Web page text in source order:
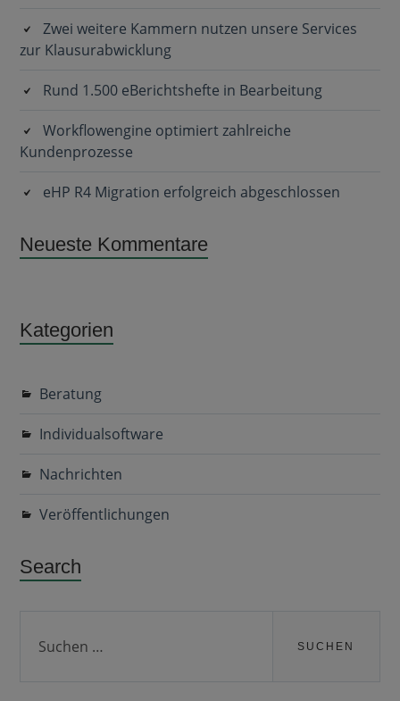
Zwei weitere Kammern nutzen unsere Services
zur Klausurabwicklung
Rund 1.500 eBerichtshefte in Bearbeitung
Workflowengine optimiert zahlreiche
Kundenprozesse
eHP R4 Migration erfolgreich abgeschlossen
Neueste Kommentare
Kategorien
Beratung
Individualsoftware
Nachrichten
Veröffentlichungen
Search
nach: